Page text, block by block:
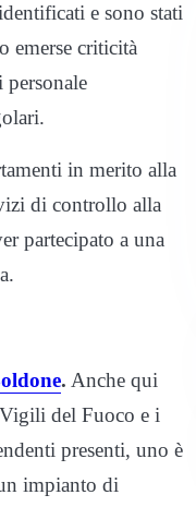
e sono stati
emerse criticità
personale
in merito alla
di controllo alla
partecipato a una
. Anche qui
del Fuoco e i
presenti, uno è
impianto di